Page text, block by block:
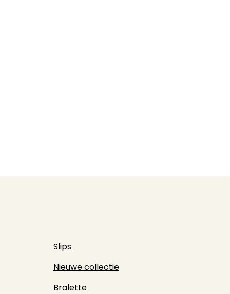
Slips
Nieuwe collectie
Bralette